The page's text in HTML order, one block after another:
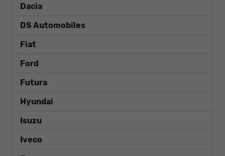
Dacia
DS Automobiles
Fiat
Ford
Futura
Hyundai
Isuzu
Iveco